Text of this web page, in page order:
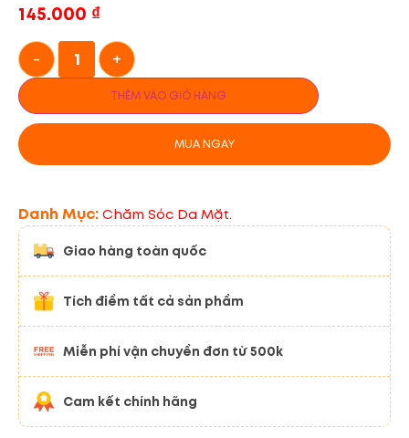
145.000 ₫
- +
THÊM VÀO GIỎ HÀNG
MUA NGAY
Danh Mục:Chăm Sóc Da Mặt.
Giao hàng toàn quốc
Tích điểm tất cả sản phẩm
Miễn phí vận chuyển đơn từ 500k
Cam kết chính hãng